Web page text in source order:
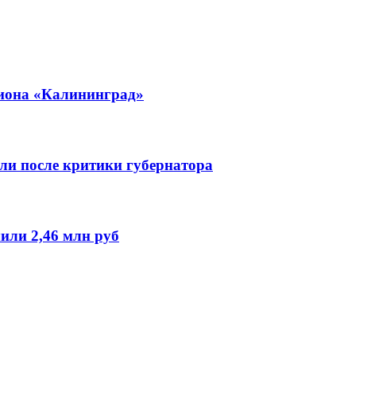
«Калининград»
после критики губернатора
2,46 млн руб